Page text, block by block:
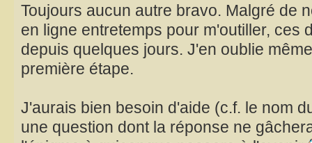
Toujours aucun autre bravo. Malgré de
en ligne entretemps pour m'outiller, ces
depuis quelques jours. J'en oublie
première étape.
J'aurais bien besoin d'aide (c.f. le nom
une question dont la réponse ne